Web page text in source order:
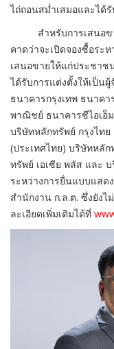
ไถ่ถอนสม่ำเสมอและได้
สำหรับการเสนอขา
คาดว่าจะเปิดจองซื้อระ
เสนอขายให้แก่ประชาช
ได้รับการแต่งตั้งให้เป็น
ธนาคารกรุงเทพ ธนาค
พาณิชย์ ธนาคารซีไอเอ็
บริษัทหลักทรัพย์ กรุงไท
(ประเทศไทย) บริษัทหลั
ทรัพย์ เอเซีย พลัส และ
ระหว่างการยื่นแบบแส
สำนักงาน ก.ล.ต. ซึ่งยัง
ละเอียดเพิ่มเติมได้ที่